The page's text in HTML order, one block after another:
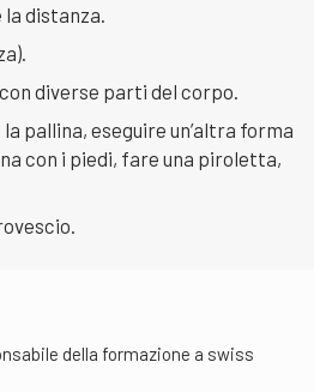
distanza.
diverse parti del corpo.
pallina, eseguire un’altra forma
con i piedi, fare una piroletta,
della formazione a swiss